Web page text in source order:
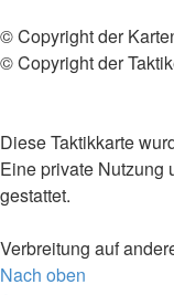
©️ Copyright der
©️ Copyright der
Diese Taktikkarte
Eine private Nutzung
gestattet.
Verbreitung auf
Nach oben